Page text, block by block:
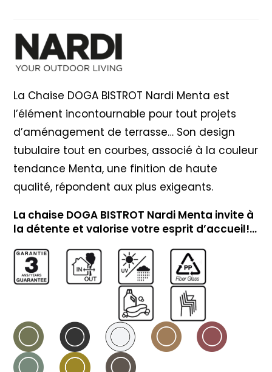
La Chaise DOGA BISTROT Nardi Menta est
l’élément incontournable pour tout projets
d’aménagement de terrasse… Son design
tubulaire tout en courbes, associé à la couleur
tendance Menta, une finition de haute
qualité, répondent aux plus exigeants.
La chaise DOGA BISTROT Nardi Menta invite à
la détente et valorise votre esprit d’accueil!…